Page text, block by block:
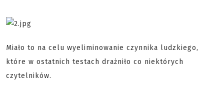
Miało to na celu wyeliminowanie czynnika ludzkiego,
które w ostatnich testach drażniło co niektórych
czytelników.